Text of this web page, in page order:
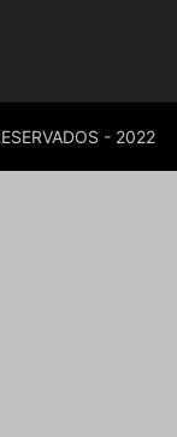
- 2022